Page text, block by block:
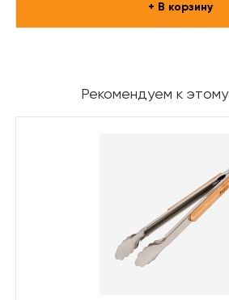
+ В корзину
Рекомендуем к